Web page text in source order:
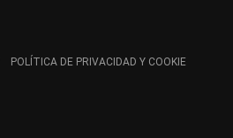
POLÍTICA DE PRIVACIDAD Y COOKIE